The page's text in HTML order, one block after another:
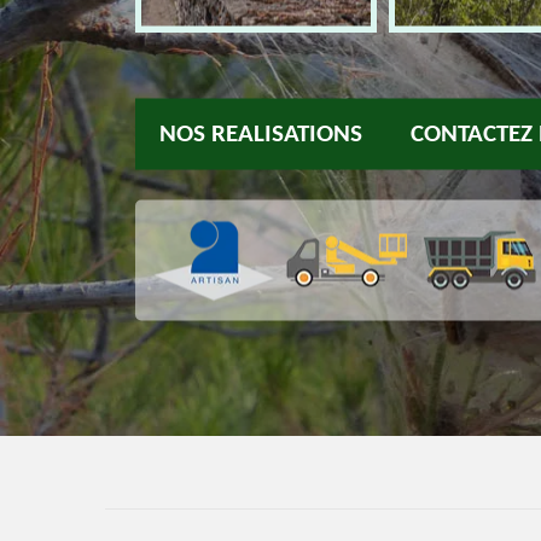
NOS REALISATIONS